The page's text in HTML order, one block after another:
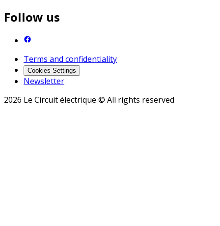
Follow us
Terms and confidentiality
Cookies Settings
Newsletter
2026 Le Circuit électrique © All rights reserved